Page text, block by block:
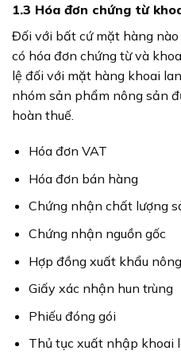
1.3 Hóa đơn chứng từ
Đối với bất cứ mặt hàng
có hóa đơn chứng từ và
lệ đối với mặt hàng khoai
nhóm sản phẩm nông sản
hoàn thuế.
Hóa đơn VAT
Hóa đơn bán hàng
Chứng nhận chất lượng
Chứng nhận nguồn gốc
Hợp đồng xuất khẩu
Giấy xác nhận hun trùng
Phiếu đóng gói
Thủ tục xuất nhập khoai